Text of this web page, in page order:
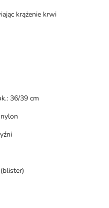
krążenie krwi
36/39 cm